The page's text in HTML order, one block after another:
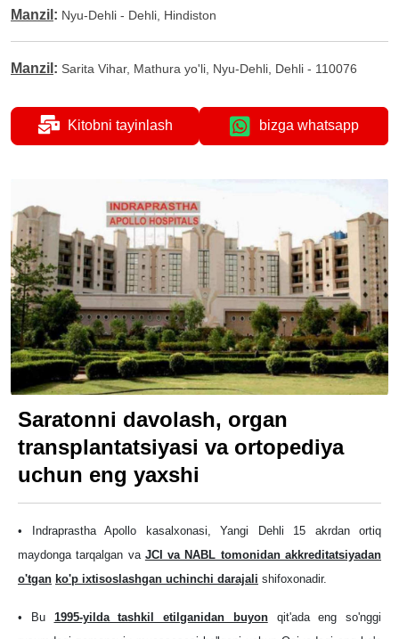
Saratonni davolash, organ
transplantatsiyasi va ortopediya
uchun eng yaxshi
• Indraprastha Apollo kasalxonasi, Yangi Dehli 15 akrdan ortiq
maydonga tarqalgan va JCI va NABL tomonidan akkreditatsiyadan
o'tgan ko'p ixtisoslashgan uchinchi darajali shifoxonadir.
• Bu 1995-yilda tashkil etilganidan buyonqit'ada eng so'nggi
Manzil : Nyu-Dehli - Dehli, Hindiston
Manzil : Sarita Vihar, Mathura yo'li, Nyu-Dehli, Dehli - 110076
Kitobni tayinlash bizga whatsapp